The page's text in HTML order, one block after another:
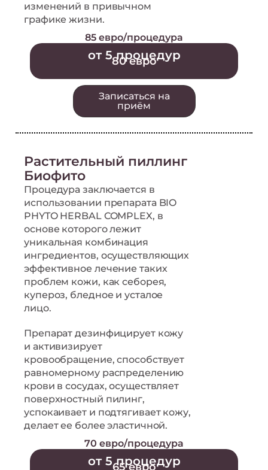
изменений в привычном
графике жизни.
85 евро/процедура
от 5 процедур
80 евро
Записаться на
приём
Растительный пиллинг
Биофито
Процедура заключается в
использовании препарата BIO
PHYTO HERBAL COMPLEX, в
основе которого лежит
уникальная комбинация
ингредиентов, осуществляющих
эффективное лечение таких
проблем кожи, как себорея,
купероз, бледное и усталое
лицо.
Препарат дезинфицирует кожу
и активизирует
кровообращение, способствует
равномерному распределению
крови в сосудах, осуществляет
поверхностный пилинг,
успокаивает и подтягивает кожу,
делает ее более эластичной.
70 евро/процедура
от 5 процедур
65 евро